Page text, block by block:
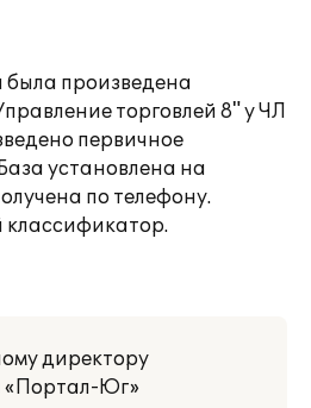
была произведена
торговлей 8" у ЧЛ
первичное
установлена на
по телефону.
директору
Юг»